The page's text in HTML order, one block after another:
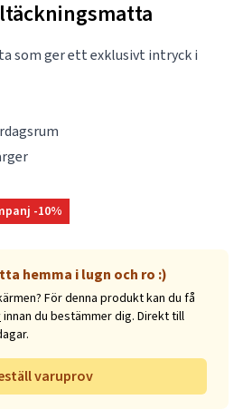
som ger ett exklusivt intryck i
-10%
hemma i lugn och ro :)
För denna produkt kan du få
innan du bestämmer dig. Direkt till
varuprov